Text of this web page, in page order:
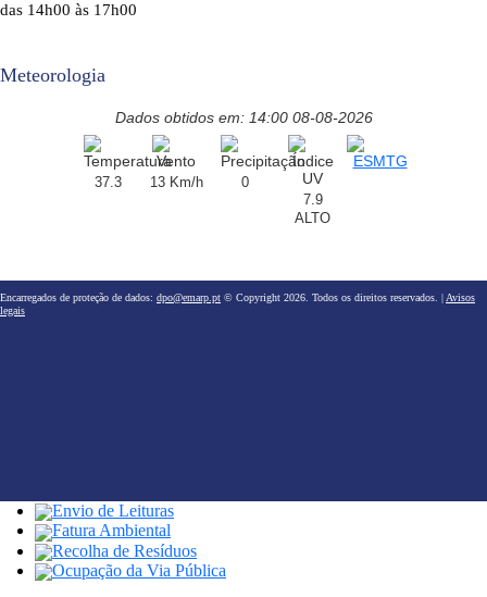
das 14h00 às 17h00
Meteorologia
Dados obtidos em: 14:00 08-08-2026
37.3 13 Km/h
0
7.9
ALTO
Encarregados de proteção de dados: dpo@emarp.pt © Copyright 2026. Todos os direitos reservados. | Avisos
legais
Envio de Leituras
Fatura Ambiental
Recolha de Resíduos
Ocupação da Via Pública